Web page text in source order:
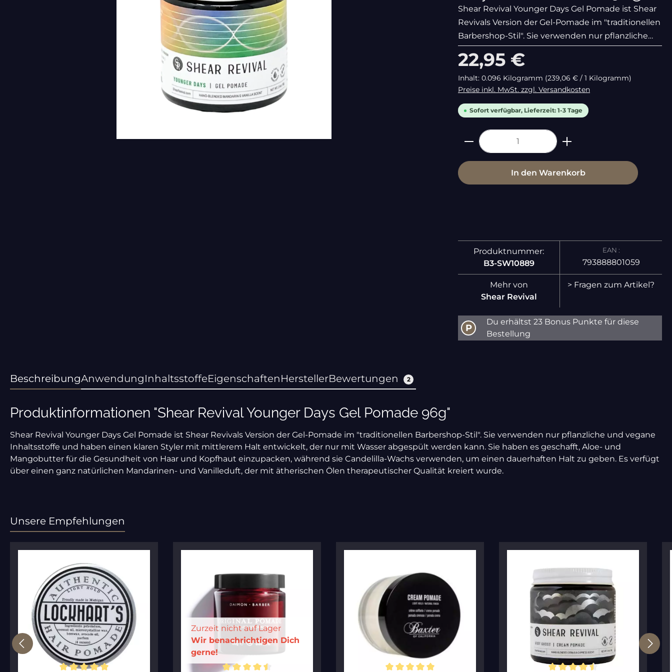
Shear Revival Younger Days Gel Pomade ist Shear
Revivals Version der Gel-Pomade im "traditionellen
Barbershop-Stil". Sie verwenden nur pflanzliche
und vegane...
Regulärer Preis:
22,95 €
Inhalt: 0.096 Kilogramm (239,06 € / 1 Kilogramm)
Preise inkl. MwSt. zzgl. Versandkosten
Sofort verfügbar, Lieferzeit: 1-3 Tage
Produkt Anzahl: Gib den
In den Warenkorb
Produktnummer:
B3-SW10889
EAN :
793888801059
Mehr von
Shear Revival
> Fragen zum Artikel?
P
Du erhältst 23 Bonus Punkte für diese
Bestellung
BeschreibungAnwendungInhaltsstoffeEigenschaftenHerstellerBewertungen 2
Produktinformationen "Shear Revival Younger Days Gel Pomade 96g"
Shear Revival Younger Days Gel Pomade ist Shear Revivals Version der Gel-Pomade im "traditionellen Barbershop-Stil". Sie verwenden nur pflanzliche und vegane
Inhaltsstoffe und haben einen klaren Styler mit mittlerem Halt entwickelt, der nur mit Wasser abgespült werden kann. Sie haben es geschafft, Aloe- und
Mangobutter für die Gesundheit von Haar und Kopfhaut einzupacken, während sie Candelilla-Wachs verwenden, um einen dauerhaften Halt zu geben. Es verfügt
über einen ganz natürlichen Mandarinen- und Vanilleduft, der mit ätherischen Ölen therapeutischer Qualität kreiert wurde.
Unsere Empfehlungen
Zurzeit nicht auf Lager
Wir benachrichtigen Dich
gerne!